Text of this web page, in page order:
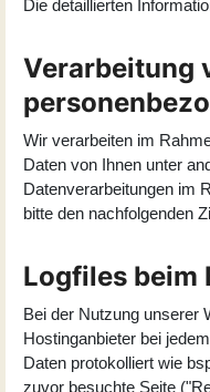
Die detaillierten
Verarbeitung
Wir verarbeiten im
Daten von Ihnen unter
Datenverarbeitungen im
bitte den nachfolgenden
Logfiles beim
Bei der Nutzung unserer
Hostinganbieter bei
Daten protokolliert wie
zuvor besuchte Seite